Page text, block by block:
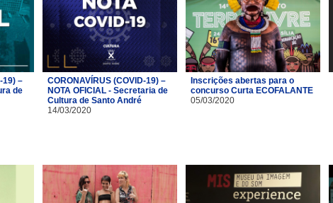
19) –
de
CORONAVÍRUS (COVID-19) –
NOTA OFICIAL - Secretaria de
Cultura de Santo André
14/03/2020
Inscrições abertas para o
concurso Curta ECOFALANTE
05/03/2020